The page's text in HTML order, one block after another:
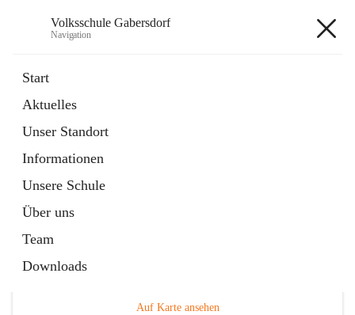
Volksschule Gabersdorf
Navigation
Start
Aktuelles
Unser Standort
Informationen
Unsere Schule
Über uns
Team
Downloads
Artikel
in
Tab
Auf Karte ansehen